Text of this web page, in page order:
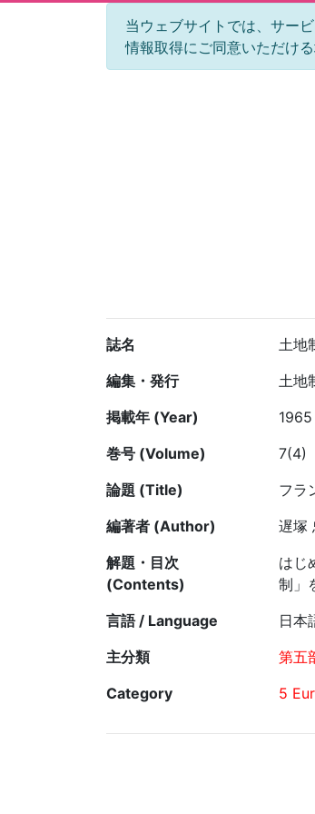
当ウェブサイトでは、サー
情報取得にご同意いただけ
誌名
土地
編集・発行
土地
掲載年 (Year)
1965
巻号 (Volume)
7(4)
論題 (Title)
フラ
編著者 (Author)
遅塚
解題・目次
(Contents)
はじ
制」
言語 / Language
日本
主分類
第五
Category
5